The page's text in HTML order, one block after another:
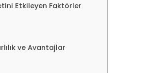
Etkileyen Faktörler
ve Avantajlar